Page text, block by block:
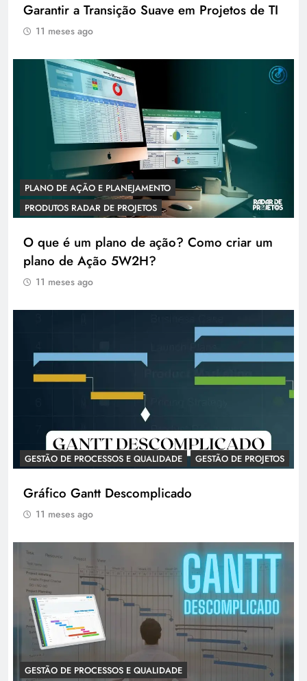
Garantir a Transição Suave em Projetos de TI
11 meses ago
PLANO DE AÇÃO E PLANEJAMENTO
PRODUTOS RADAR DE PROJETOS
O que é um plano de ação? Como criar um
plano de Ação 5W2H?
11 meses ago
GESTÃO DE PROCESSOS E QUALIDADE GESTÃO DE PROJETOS
Gráfico Gantt Descomplicado
11 meses ago
GESTÃO DE PROCESSOS E QUALIDADE